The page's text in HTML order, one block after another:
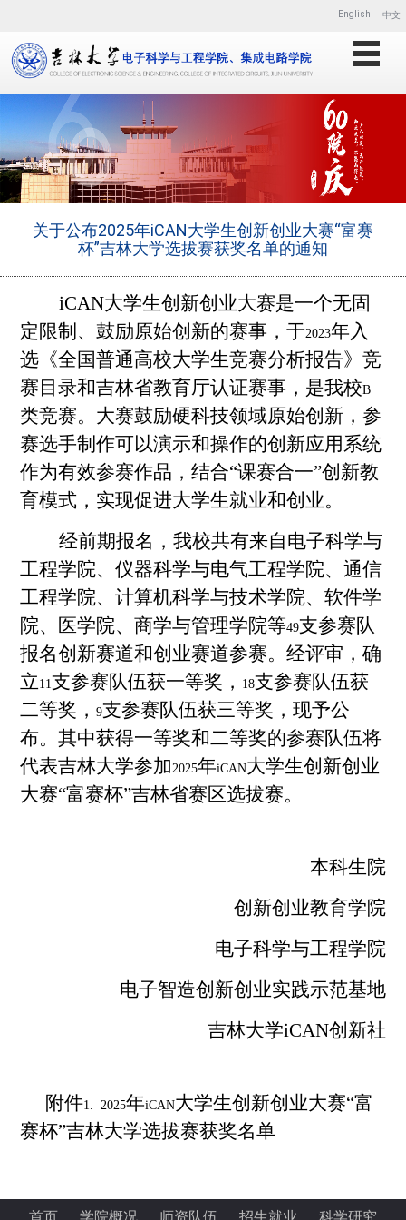
English 中文
关于公布2025年iCAN大学生创新创业大赛“富赛
杯”吉林大学选拔赛获奖名单的通知
iCAN大学生创新创业大赛是一个无固
定限制、鼓励原始创新的赛事，于2023年入
选《全国普通高校大学生竞赛分析报告》竞
赛目录和吉林省教育厅认证赛事，是我校B
类竞赛。大赛鼓励硬科技领域原始创新，参
赛选手制作可以演示和操作的创新应用系统
作为有效参赛作品，结合“课赛合一”创新教
育模式，实现促进大学生就业和创业。
经前期报名，我校共有来自电子科学与
工程学院、仪器科学与电气工程学院、通信
工程学院、计算机科学与技术学院、软件学
院、医学院、商学与管理学院等49支参赛队
报名创新赛道和创业赛道参赛。经评审，确
立11 支参赛队伍获一等奖， 18支参赛队伍获
二等奖，9支参赛队伍获三等奖，现予公
布。其中获得一等奖和二等奖的参赛队伍将
代表吉林大学参加2025年iCAN大学生创新创业
大赛“富赛杯”吉林省赛区选拔赛。
本科生院
创新创业教育学院
电子科学与工程学院
电子智造创新创业实践示范基地
吉林大学iCAN创新社
附件1. 2025年iCAN大学生创新创业大赛“富
赛杯”吉林大学选拔赛获奖名单